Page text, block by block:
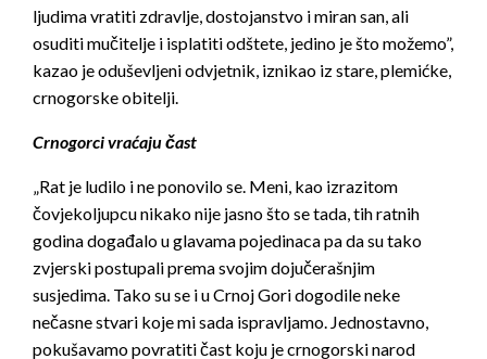
ljudima vratiti zdravlje, dostojanstvo i miran san, ali
osuditi mučitelje i isplatiti odštete, jedino je što možemo”,
kazao je oduševljeni odvjetnik, iznikao iz stare, plemićke,
crnogorske obitelji.
Crnogorci vraćaju čast
„Rat je ludilo i ne ponovilo se. Meni, kao izrazitom
čovjekoljupcu nikako nije jasno što se tada, tih ratnih
godina događalo u glavama pojedinaca pa da su tako
zvjerski postupali prema svojim dojučerašnjim
susjedima. Tako su se i u Crnoj Gori dogodile neke
nečasne stvari koje mi sada ispravljamo. Jednostavno,
pokušavamo povratiti čast koju je crnogorski narod